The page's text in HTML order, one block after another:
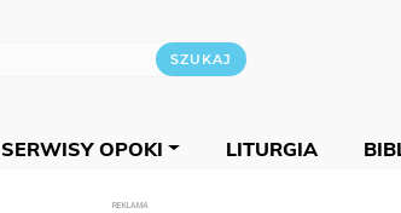
SERWISY OPOKI LITURGIA
REKLAMA